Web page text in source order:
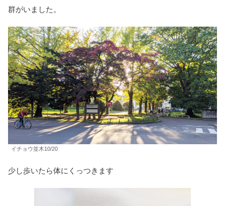
群がいました。
イチョウ並木10/20
少し歩いたら体にくっつきます